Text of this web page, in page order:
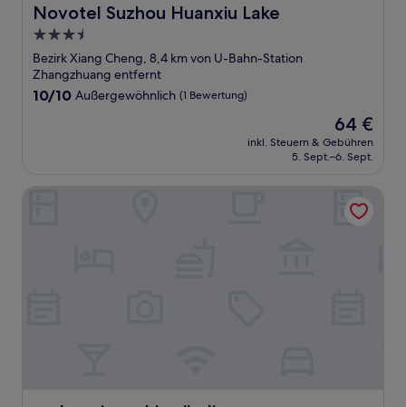
Novotel Suzhou Huanxiu Lake
Novotel Suzhou Huanxiu Lake
3.5-
Sterne-
Unterkunft
Bezirk Xiang Cheng, 8,4 km von U-Bahn-Station
Zhangzhuang entfernt
10.0
10/10 Außergewöhnlich (1 Bewertung)
Der
Preis
beträgt
64 €
inkl. Steuern & Gebühren
5. Sept.–6. Sept.